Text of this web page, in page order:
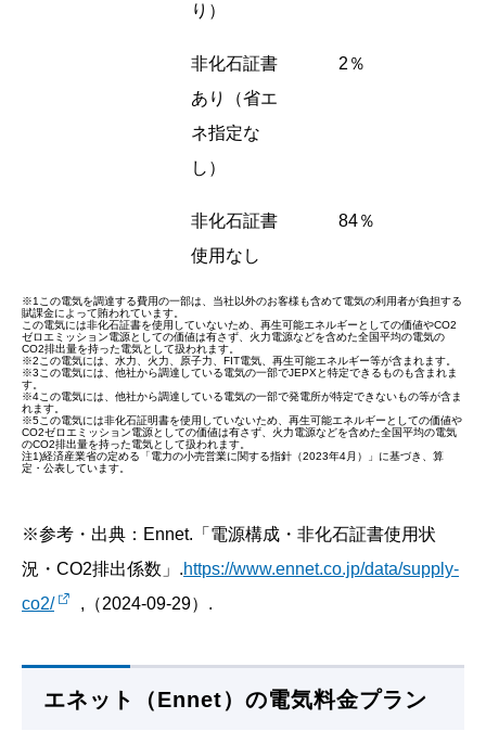
り）
非化石証書
あり（省エ
ネ指定な
し）
2％
非化石証書
使用なし
84％
※1この電気を調達する費用の一部は、当社以外のお客様も含めて電気の利用者が負担する
賦課金によって賄われています。
この電気には非化石証書を使用していないため、再生可能エネルギーとしての価値やCO2
ゼロエミッション電源としての価値は有さず、火力電源などを含めた全国平均の電気の
CO2排出量を持った電気として扱われます。
※2この電気には、水力、火力、原子力、FIT電気、再生可能エネルギー等が含まれます。
※3この電気には、他社から調達している電気の一部でJEPXと特定できるものも含まれま
す。
※4この電気には、他社から調達している電気の一部で発電所が特定できないもの等が含ま
れます。
※5この電気には非化石証明書を使用していないため、再生可能エネルギーとしての価値や
CO2ゼロエミッション電源としての価値は有さず、火力電源などを含めた全国平均の電気
のCO2排出量を持った電気として扱われます。
注1)経済産業省の定める「電力の小売営業に関する指針（2023年4月）」に基づき、算
定・公表しています。
※参考・出典：Ennet.「電源構成・非化石証書使用状
況・CO2排出係数」.https://www.ennet.co.jp/data/supply-
co2/
,（2024-09-29）.
エネット（Ennet）の電気料金プラン